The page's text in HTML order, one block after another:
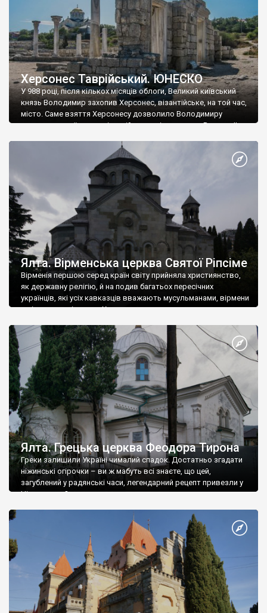
Херсонес Таврійський. ЮНЕСКО
У 988 році, після кількох місяців облоги, Великий київський
князь Володимир захопив Херсонес, візантійське, на той час,
місто. Саме взяття Херсонесу дозволило Володимиру
диктувати свої умови візантійському імператору Василю ІІ, та
Херсонесі Володимир-язичник, став Василем-християнином.
А потім було Хрещення Русі. На честь Херсонесу Таврійського
Ялта. Вірменська церква Святої Ріпсіме
Вірменія першою серед країн світу прийняла християнство,
як державну релігію, й на подив багатьох пересічних
українців, які усіх кавказців вважають мусульманами, вірмени
є відданими вірянами Христа
Ялта. Грецька церква Феодора Тирона
Греки залишили Україні чималий спадок. Достатньо згадати
ніжинські огірочки – ви ж мабуть всі знаєте, що цей,
загублений у радянські часи, легендарний рецепт привезли у
Ніжин греки?